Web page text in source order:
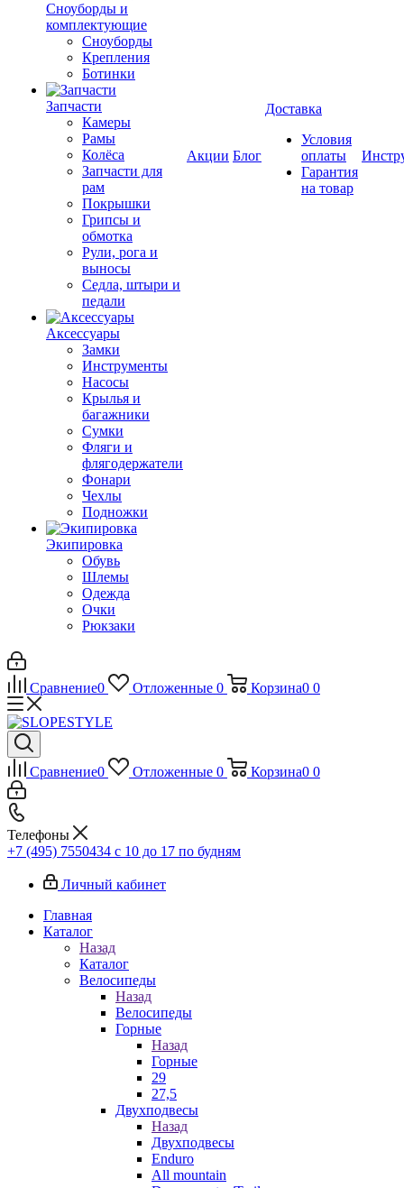
Cноуборды и
комплектующие
Сноуборды
Крепления
Ботинки
Запчасти
Камеры
Рамы
Колёса
Запчасти для
рам
Покрышки
Грипсы и
обмотка
Рули, рога и
выносы
Седла, штыри и
педали
Аксессуары
Замки
Инструменты
Насосы
Крылья и
багажники
Сумки
Фляги и
флягодержатели
Фонари
Чехлы
Подножки
Экипировка
Обувь
Шлемы
Одежда
Очки
Рюкзаки
Акции Блог
Доставка
Условия
оплаты
Гарантия
на товар
Сравнение0 Отложенные 0 Корзина0 0
Сравнение0 Отложенные 0 Корзина0 0
Телефоны
+7 (495) 7550434 с 10 до 17 по будням
Личный кабинет
Главная
Каталог
Назад
Каталог
Велосипеды
Назад
Велосипеды
Горные
Назад
Горные
29
27,5
Двухподвесы
Назад
Двухподвесы
Enduro
All mountain